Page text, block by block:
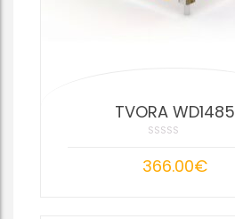
TVORA WD1485
366.00€